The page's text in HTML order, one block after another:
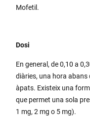
Mofetil.
Dosi
En general, de 0,10 a
diàries, una hora abans
àpats. Existeix una
que permet una sola
1 mg, 2 mg o 5 mg).